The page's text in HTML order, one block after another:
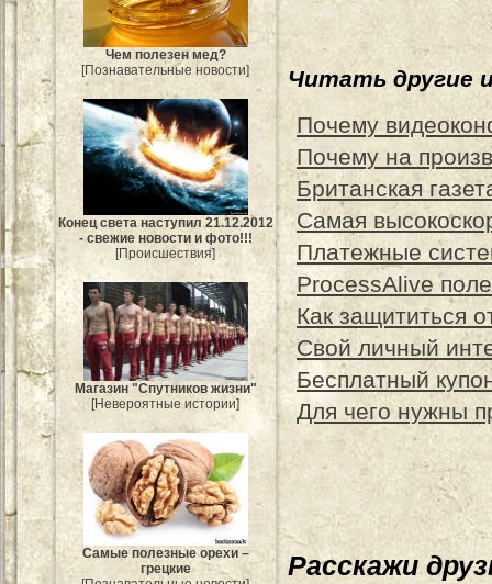
Чем полезен мед?
[Познавательные новости]
Конец света наступил 21.12.2012
- свежие новости и фото!!!
[Происшествия]
Магазин "Спутников жизни"
[Невероятные истории]
Самые полезные орехи –
грецкие
Читать другие
Почему
Почему на
Британская
Самая
Платежные
ProcessAlive
Как защититься
Свой личный
Бесплатный
Для чего нужны
Расскажи